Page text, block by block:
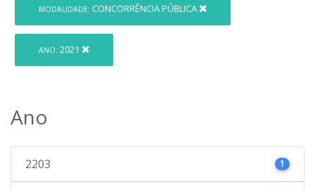
MODALIDADE: CONCORRÊNCIA PÚBLICA
ANO: 2021
Ano
2203 1